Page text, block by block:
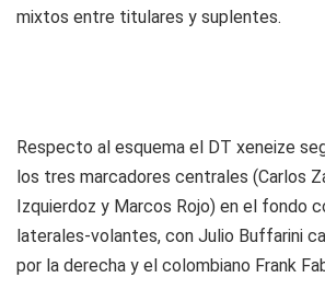
mixtos entre titulares y suplentes.
Respecto al esquema el DT xeneize
los tres marcadores centrales (Carlos
Izquierdoz y Marcos Rojo) en el fondo
laterales-volantes, con Julio Buffarini
por la derecha y el colombiano Frank